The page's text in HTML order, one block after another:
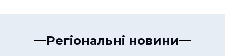
Регіональні новини